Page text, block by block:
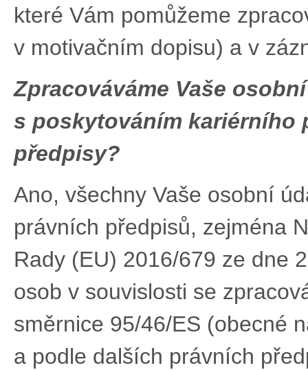
které Vám pomůžeme
v motivačním dopisu) a v
Zpracováváme Vaše
s poskytováním kariérního
předpisy?
Ano, všechny Vaše osobní
právních předpisů, zejména
Rady (EU) 2016/679 ze dne
osob v souvislosti se
směrnice 95/46/ES (obecné
a podle dalších právních